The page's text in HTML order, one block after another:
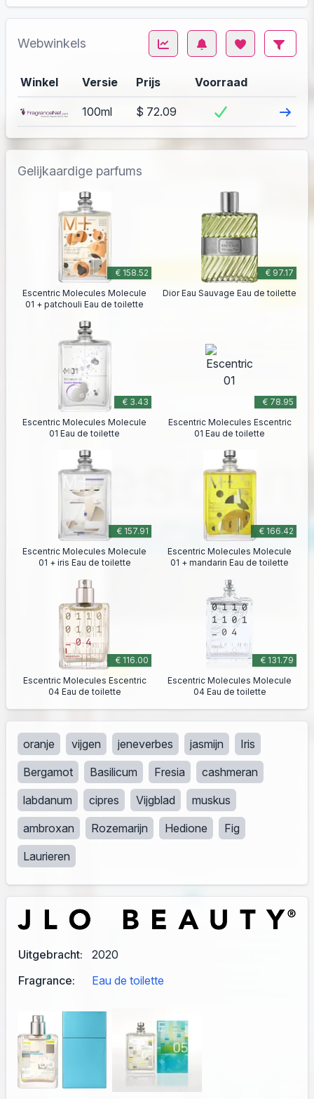
Uitgebracht:
2020
Fragrance:
Eau de toilette
Webwinkels
Winkel Versie Prijs Voorraad
100ml $ 72.09
Gelijkaardige parfums
€ 158.52
Escentric Molecules Molecule
01 + patchouli Eau de toilette
€ 97.17
Dior Eau Sauvage Eau de toilette
€ 3.43
Escentric Molecules Molecule
01 Eau de toilette
€ 78.95
Escentric Molecules Escentric
01 Eau de toilette
€ 157.91
Escentric Molecules Molecule
01 + iris Eau de toilette
€ 166.42
Escentric Molecules Molecule
01 + mandarin Eau de toilette
€ 116.00
Escentric Molecules Escentric
04 Eau de toilette
€ 131.79
Escentric Molecules Molecule
04 Eau de toilette
oranje vijgen jeneverbes jasmijn
Iris
Bergamot
Basilicum Fresia
cashmeran
labdanum
cipres Vijgblad
muskus
ambroxan
Rozemarijn Hedione
Fig
Laurieren